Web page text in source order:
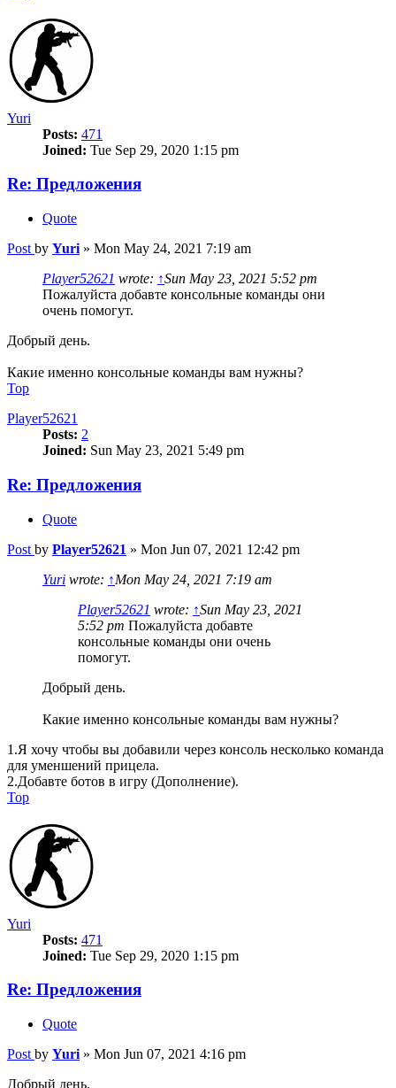
Yuri
Posts: 471
Joined: Tue Sep 29, 2020 1:15 pm
Re: Предложения
Quote
Post by Yuri » Mon May 24, 2021 7:19 am
Player52621 wrote: ↑Sun May 23, 2021 5:52 pm
Пожалуйста добавте консольные команды они
очень помогут.
Добрый день.
Какие именно консольные команды вам нужны?
Top
Player52621
Posts: 2
Joined: Sun May 23, 2021 5:49 pm
Re: Предложения
Quote
Post by Player52621 » Mon Jun 07, 2021 12:42 pm
Yuri wrote: ↑Mon May 24, 2021 7:19 am
Player52621 wrote: ↑Sun May 23, 2021
5:52 pm Пожалуйста добавте
консольные команды они очень
помогут.
Добрый день.
Какие именно консольные команды вам нужны?
1.Я хочу чтобы вы добавили через консоль несколько команда
для уменшений прицела.
2.Добавте ботов в игру (Дополнение).
Top
Yuri
Posts: 471
Joined: Tue Sep 29, 2020 1:15 pm
Re: Предложения
Quote
Post by Yuri » Mon Jun 07, 2021 4:16 pm
Добрый день.